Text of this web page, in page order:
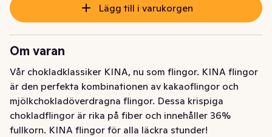
Lägg till i varukorgen
Om varan
Vår chokladklassiker KINA, nu som flingor. KINA flingor
är den perfekta kombinationen av kakaoflingor och
mjölkchokladöverdragna flingor. Dessa krispiga
chokladflingor är rika på fiber och innehåller 36%
fullkorn. KINA flingor för alla läckra stunder!